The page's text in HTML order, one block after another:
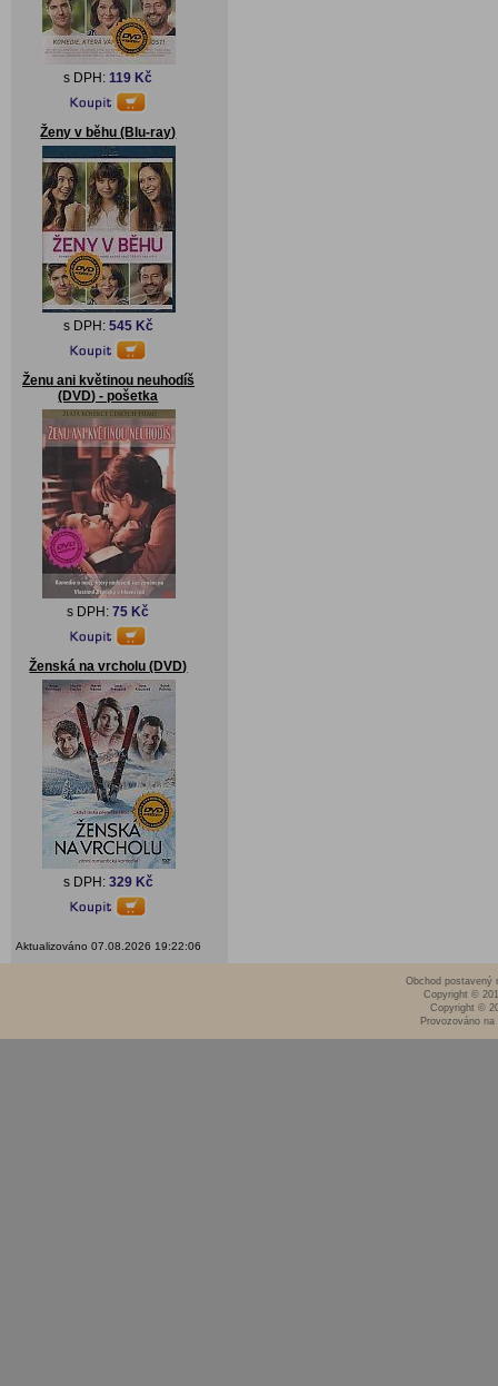
s DPH:119 Kč
Ženy v běhu (Blu-ray)
s DPH: 545 Kč
Ženu ani květinou neuhodíš
(DVD) - pošetka
s DPH:75 Kč
Ženská na vrcholu (DVD)
s DPH: 329 Kč
Aktualizováno 07.08.2026 19:22:06
Obchod postavený
Copyright ©
Copyright ©
Provozováno